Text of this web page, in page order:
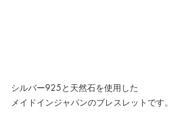
シルバー925と天然石を使用した
メイドインジャパンのブレスレットです。